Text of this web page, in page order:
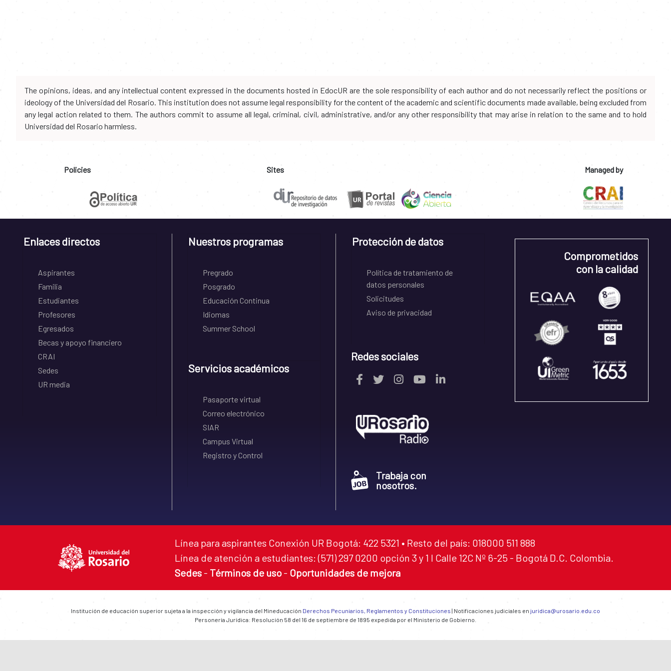
The opinions, ideas, and any intellectual content expressed in the documents hosted in EdocUR are the sole responsibility of each author and do not necessarily reflect the positions or
ideology of the Universidad del Rosario. This institution does not assume legal responsibility for the content of the academic and scientific documents made available, being excluded from
any legal action related to them. The authors commit to assume all legal, criminal, civil, administrative, and/or any other responsibility that may arise in relation to the same and to hold
Universidad del Rosario harmless.
Policies Sites Managed by
Enlaces directos
Aspirantes
Familia
Estudiantes
Profesores
Egresados
Becas y apoyo financiero
CRAI
Sedes
UR media
Nuestros programas
Pregrado
Posgrado
Educación Continua
Idiomas
Summer School
Servicios académicos
Pasaporte virtual
Correo electrónico
SIAR
Campus Virtual
Registro y Control
Protección de datos
Política de tratamiento de
datos personales
Solicitudes
Aviso de privacidad
Redes sociales
Trabaja con
nosotros.
Comprometidos
con la calidad
Línea para aspirantes Conexión UR Bogotá: 422 5321 • Resto del país: 018000 511 888
Línea de atención a estudiantes: (571) 297 0200 opción 3 y 1 I Calle 12C Nº 6-25 - Bogotá D.C. Colombia.
Sedes - Términos de uso - Oportunidades de mejora
Institución de educación superior sujeta a la inspección y vigilancia del Mineducación Derechos Pecuniarios, Reglamentos y Constituciones | Notificaciones judiciales en juridica@urosario.edu.co
Personería Jurídica: Resolución 58 del 16 de septiembre de 1895 expedida por el Ministerio de Gobierno.